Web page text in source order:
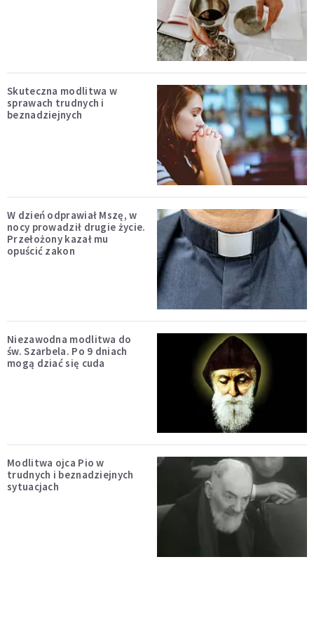
Skuteczna modlitwa w
sprawach trudnych i
beznadziejnych
W dzień odprawiał Mszę, w
nocy prowadził drugie życie.
Przełożony kazał mu
opuścić zakon
Niezawodna modlitwa do
św. Szarbela. Po 9 dniach
mogą dziać się cuda
Modlitwa ojca Pio w
trudnych i beznadziejnych
sytuacjach